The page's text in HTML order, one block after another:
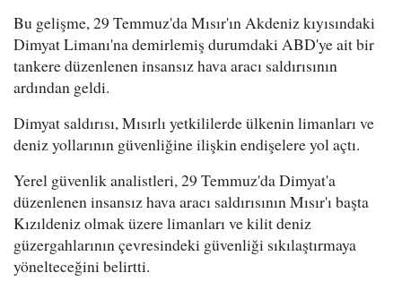
Bu gelişme, 29 Temmuz'da Mısır'ın Akdeniz kıyısındaki
Dimyat Limanı'na demirlemiş durumdaki ABD'ye ait bir
tankere düzenlenen insansız hava aracı saldırısının
ardından geldi.
Dimyat saldırısı, Mısırlı yetkililerde ülkenin limanları ve
deniz yollarının güvenliğine ilişkin endişelere yol açtı.
Yerel güvenlik analistleri, 29 Temmuz'da Dimyat'a
düzenlenen insansız hava aracı saldırısının Mısır'ı başta
Kızıldeniz olmak üzere limanları ve kilit deniz
güzergahlarının çevresindeki güvenliği sıkılaştırmaya
yönelteceğini belirtti.